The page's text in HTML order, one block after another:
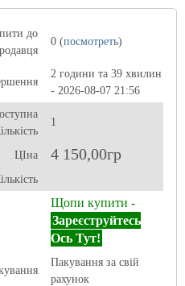
до
0 (посмотреть)
2 години та 39 хвилин
- 2026-08-07 21:56
1
ЦІна 4 150,00гр
Щопи купити -
Зареєструйтесь
Ось Тут!
Пакування за свій
рахунок